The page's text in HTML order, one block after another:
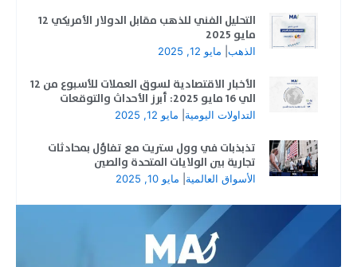
التحليل الفني للذهب مقابل الدولار الأمريكي 12
مايو 2025
الذهب مايو 12, 2025
الأخبار الاقتصادية لسوق العملات للأسبوع من 12
الي 16 مايو 2025: أبرز الأحداث والتوقعات
التداولات اليومية مايو 12, 2025
تذبذبات في وول ستريت مع تفاؤل بمحادثات
تجارية بين الولايات المتحدة والصين
الأسواق العالمية مايو 10, 2025